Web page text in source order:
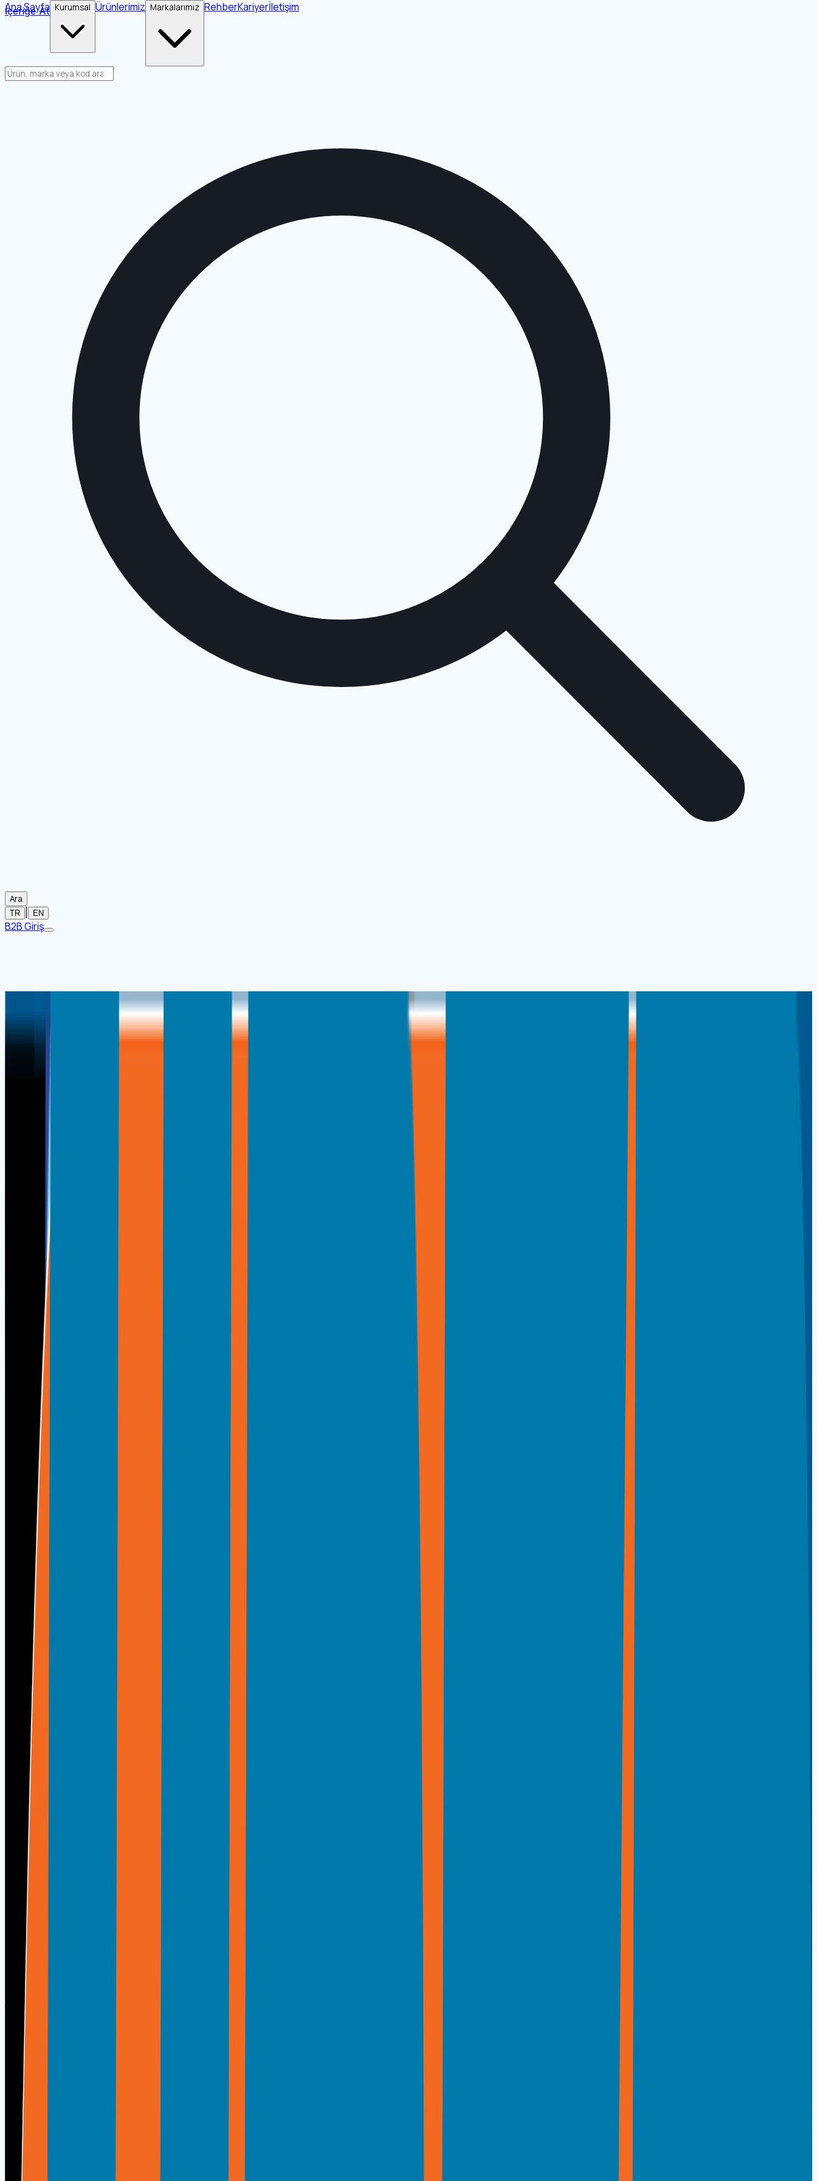
İçeriğe Atla
Ana Sayfa Kurumsal Ürünlerimiz Markalarımız RehberKariyerİletişim
Ara
TR EN
B2B Giriş
Markalarımız
Ofis Makineleri
Kalemtıraşlar, kesiciler, ciltleme ve arşivleme çözümleri